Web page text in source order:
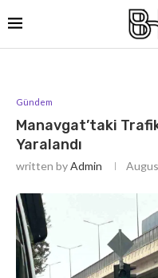
Gündem
Manavgat’taki
Yaralandı
written byAdmin